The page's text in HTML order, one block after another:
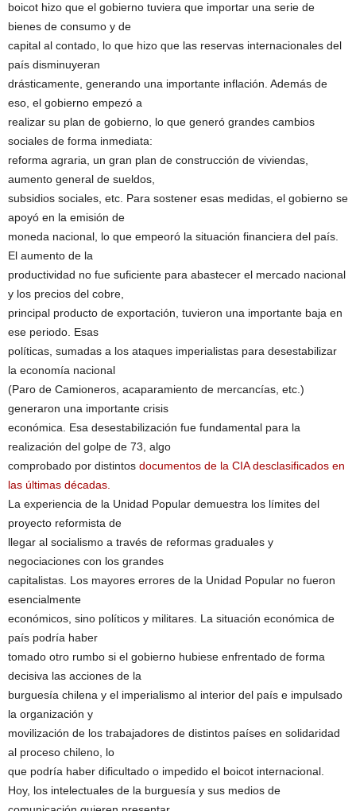
boicot hizo que el gobierno tuviera que importar una serie de
bienes de consumo y de
capital al contado, lo que hizo que las reservas internacionales del
país disminuyeran
drásticamente, generando una importante inflación. Además de
eso, el gobierno empezó a
realizar su plan de gobierno, lo que generó grandes cambios
sociales de forma inmediata:
reforma agraria, un gran plan de construcción de viviendas,
aumento general de sueldos,
subsidios sociales, etc. Para sostener esas medidas, el gobierno se
apoyó en la emisión de
moneda nacional, lo que empeoró la situación financiera del país.
El aumento de la
productividad no fue suficiente para abastecer el mercado nacional
y los precios del cobre,
principal producto de exportación, tuvieron una importante baja en
ese periodo. Esas
políticas, sumadas a los ataques imperialistas para desestabilizar
la economía nacional
(Paro de Camioneros, acaparamiento de mercancías, etc.)
generaron una importante crisis
económica. Esa desestabilización fue fundamental para la
realización del golpe de 73, algo
comprobado por distintos documentos de la CIA desclasificados en
las últimas décadas.
La experiencia de la Unidad Popular demuestra los límites del
proyecto reformista de
llegar al socialismo a través de reformas graduales y
negociaciones con los grandes
capitalistas. Los mayores errores de la Unidad Popular no fueron
esencialmente
económicos, sino políticos y militares. La situación económica de
país podría haber
tomado otro rumbo si el gobierno hubiese enfrentado de forma
decisiva las acciones de la
burguesía chilena y el imperialismo al interior del país e impulsado
la organización y
movilización de los trabajadores de distintos países en solidaridad
al proceso chileno, lo
que podría haber dificultado o impedido el boicot internacional.
Hoy, los intelectuales de la burguesía y sus medios de